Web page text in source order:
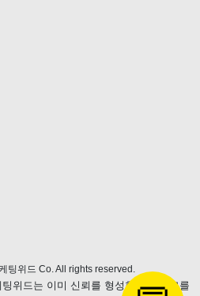
팅위드 Co. All rights reserved.
위드는 이미 신뢰를 형성한 웹블로그를